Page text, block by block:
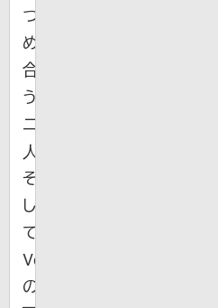
つ
め
合
う
二
人。
そ
し
て・・・。
Vespa
の